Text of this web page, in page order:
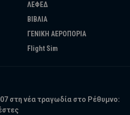
ΛΕΦΕΔ
ΒΙΒΛΙΑ
ΓΕΝΙΚΗ ΑΕΡΟΠΟΡΙΑ
Flight Sim
στη νέα τραγωδία στο Ρέθυμνο: